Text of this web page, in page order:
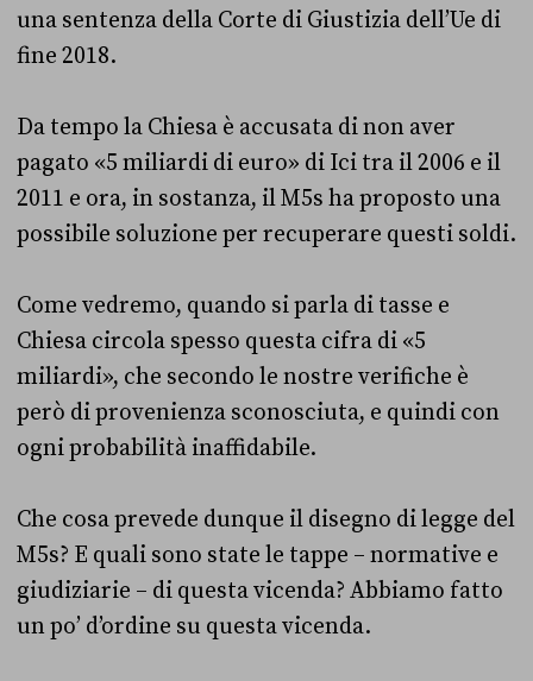
una sentenza della Corte di Giustizia dell’Ue di
fine 2018.
Da tempo la Chiesa è accusata di non aver
pagato «5 miliardi di euro» di Ici tra il 2006 e il
2011 e ora, in sostanza, il M5s ha proposto una
possibile soluzione per recuperare questi soldi.
Come vedremo, quando si parla di tasse e
Chiesa circola spesso questa cifra di «5
miliardi», che secondo le nostre verifiche è
però di provenienza sconosciuta, e quindi con
ogni probabilità inaffidabile.
Che cosa prevede dunque il disegno di legge del
M5s? E quali sono state le tappe – normative e
giudiziarie – di questa vicenda? Abbiamo fatto
un po’ d’ordine su questa vicenda.